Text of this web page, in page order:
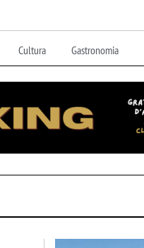
Cultura Gastronomia